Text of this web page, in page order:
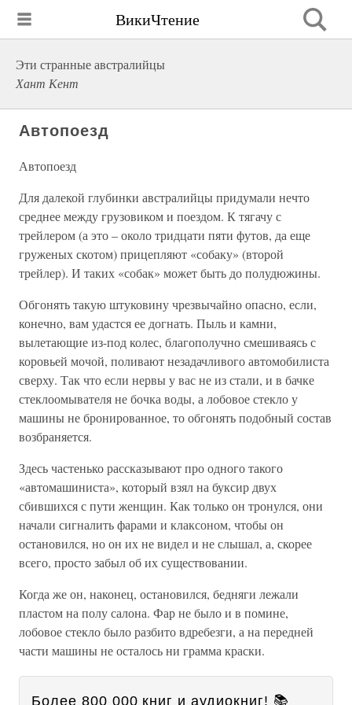
ВикиЧтение
Эти странные австралийцы
Хант Кент
Автопоезд
Автопоезд
Для далекой глубинки австралийцы придумали нечто
среднее между грузовиком и поездом. К тягачу с
трейлером (а это – около тридцати пяти футов, да еще
груженых скотом) прицепляют «собаку» (второй
трейлер). И таких «собак» может быть до полудюжины.
Обгонять такую штуковину чрезвычайно опасно, если,
конечно, вам удастся ее догнать. Пыль и камни,
вылетающие из-под колес, благополучно смешиваясь с
коровьей мочой, поливают незадачливого автомобилиста
сверху. Так что если нервы у вас не из стали, и в бачке
стеклоомывателя не бочка воды, а лобовое стекло у
машины не бронированное, то обгонять подобный состав
возбраняется.
Здесь частенько рассказывают про одного такого
«автомашиниста», который взял на буксир двух
сбившихся с пути женщин. Как только он тронулся, они
начали сигналить фарами и клаксоном, чтобы он
остановился, но он их не видел и не слышал, а, скорее
всего, просто забыл об их существовании.
Когда же он, наконец, остановился, бедняги лежали
пластом на полу салона. Фар не было и в помине,
лобовое стекло было разбито вдребезги, а на передней
части машины не осталось ни грамма краски.
Более 800 000 книг и аудиокниг! 📚